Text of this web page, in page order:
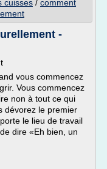
cuisses / comment
-
vous commencez
Vous commencez
non à tout ce qui
dévorez le premier
le lieu de travail
dire «Eh bien, un